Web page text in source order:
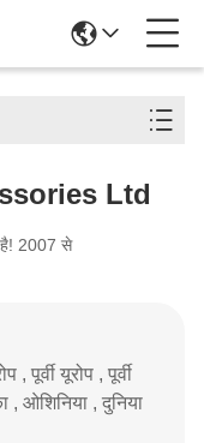
Ltd
है! 2007 से
, पूर्वी यूरोप , पूर्वी
, ओशिनिया , दुनिया